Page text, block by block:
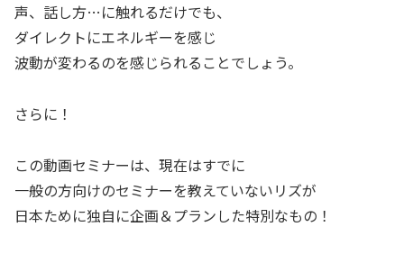
声、話し方…に触れるだけでも、
ダイレクトにエネルギーを感じ
波動が変わるのを感じられることでしょう。
さらに！
この動画セミナーは、現在はすでに
一般の方向けのセミナーを教えていないリズが
日本ために独自に企画＆プランした特別なもの！